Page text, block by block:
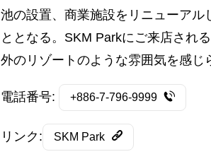
池の設置、商業施設をリニューアル
ととなる。SKM Parkにご来店され
外のリゾートのような雰囲気を感じ
電話番号: +886-7-796-9999
リンク: SKM Park